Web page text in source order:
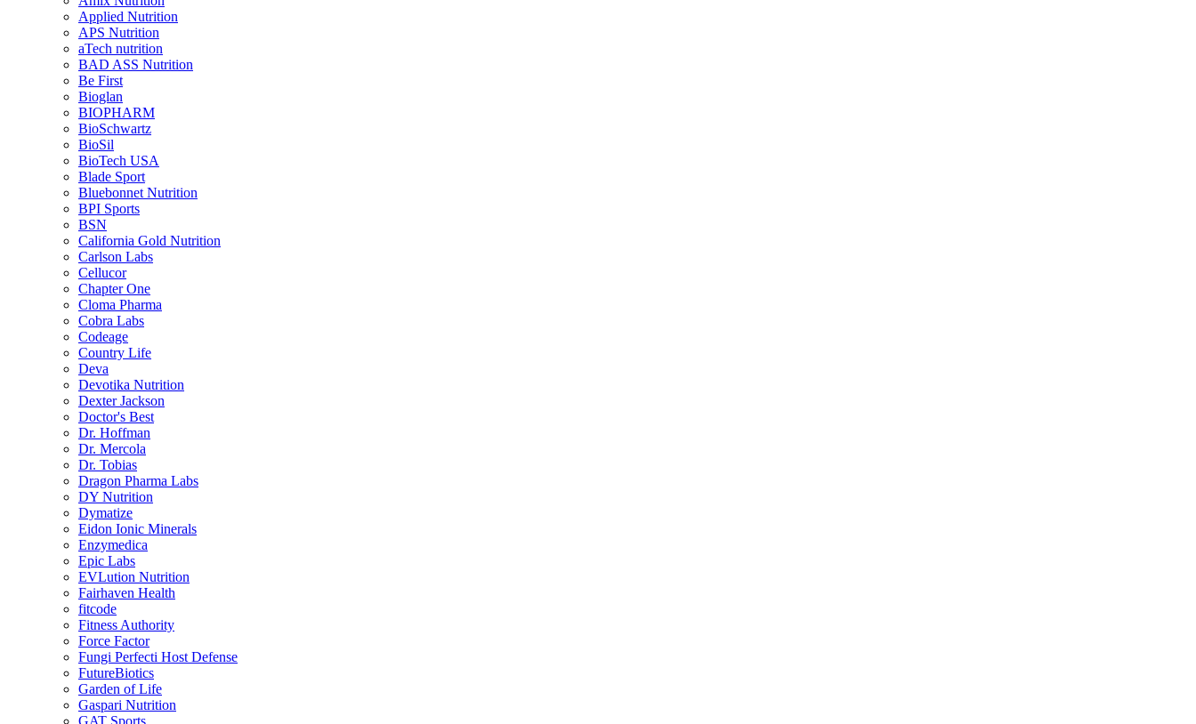
Applied Nutrition
APS Nutrition
aTech nutrition
BAD ASS Nutrition
Be First
Bioglan
BIOPHARM
BioSchwartz
BioSil
BioTech USA
Blade Sport
Bluebonnet Nutrition
BPI Sports
BSN
California Gold Nutrition
Carlson Labs
Cellucor
Chapter One
Cloma Pharma
Cobra Labs
Codeage
Country Life
Deva
Devotika Nutrition
Dexter Jackson
Doctor's Best
Dr. Hoffman
Dr. Mercola
Dr. Tobias
Dragon Pharma Labs
DY Nutrition
Dymatize
Eidon Ionic Minerals
Enzymedica
Epic Labs
EVLution Nutrition
Fairhaven Health
fitcode
Fitness Authority
Force Factor
Fungi Perfecti Host Defense
FutureBiotics
Garden of Life
Gaspari Nutrition
GAT Sports